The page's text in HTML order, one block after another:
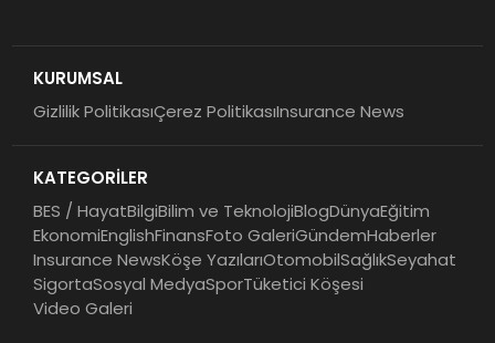
KURUMSAL
Gizlilik PolitikasıÇerez PolitikasıInsurance News
KATEGORİLER
BES / HayatBilgiBilim ve TeknolojiBlogDünyaEğitim
EkonomiEnglishFinansFoto GaleriGündemHaberler
Insurance NewsKöşe YazılarıOtomobilSağlıkSeyahat
SigortaSosyal MedyaSporTüketici Köşesi
Video Galeri